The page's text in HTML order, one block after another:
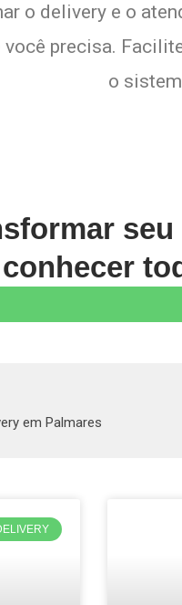
o delivery e o
precisa.
o
em Palmares